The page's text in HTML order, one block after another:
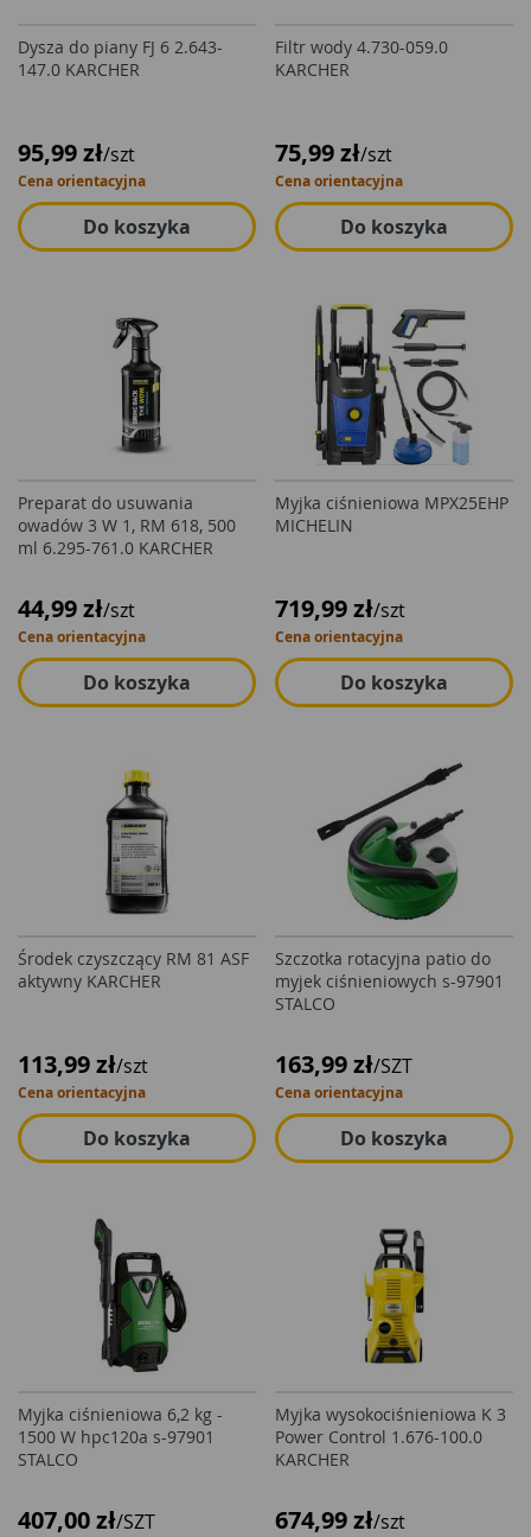
Dysza do piany FJ 6 2.643-
147.0 KARCHER
95,99 zł/szt
Cena orientacyjna
Do koszyka
Filtr wody 4.730-059.0
KARCHER
75,99 zł/szt
Cena orientacyjna
Do koszyka
Preparat do usuwania
owadów 3 W 1, RM 618, 500
ml 6.295-761.0 KARCHER
44,99 zł/szt
Cena orientacyjna
Do koszyka
Myjka ciśnieniowa MPX25EHP
MICHELIN
719,99 zł/szt
Cena orientacyjna
Do koszyka
Środek czyszczący RM 81 ASF
aktywny KARCHER
113,99 zł/szt
Cena orientacyjna
Do koszyka
Szczotka rotacyjna patio do
myjek ciśnieniowych s-97901
STALCO
163,99 zł/SZT
Cena orientacyjna
Do koszyka
Myjka ciśnieniowa 6,2 kg -
1500 W hpc120a s-97901
STALCO
407,00 zł/SZT
Myjka wysokociśnieniowa K 3
Power Control 1.676-100.0
KARCHER
674,99 zł/szt